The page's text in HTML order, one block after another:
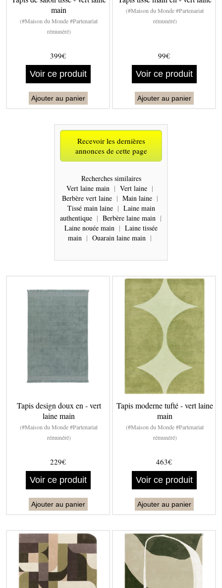
main
(#Maison du Monde #Partenariat
rémunéré)
399€
Voir ce produit
Ajouter au panier
(#Maison du Monde #Partenariat
rémunéré)
99€
Voir ce produit
Ajouter au panier
Recevoir les dernières
annonces de cette page
Recherches similaires
Vert laine main | Vert laine |
Berbère vert laine | Main laine |
Tissé main laine | Laine main
authentique | Berbère laine main |
Laine nouée main | Laine tissée
main | Ouarain laine main |
Tapis design doux en - vert
laine main
(#Maison du Monde #Partenariat
rémunéré)
229€
Voir ce produit
Ajouter au panier
Tapis moderne tufté - vert laine
main
(#Maison du Monde #Partenariat
rémunéré)
463€
Voir ce produit
Ajouter au panier